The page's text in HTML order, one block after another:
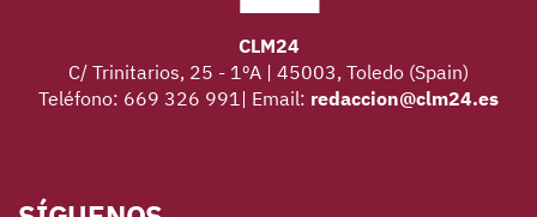
CLM24
C/ Trinitarios, 25 - 1ºA | 45003, Toledo (Spain)
Teléfono: 669 326 991| Email: redaccion@clm24.es